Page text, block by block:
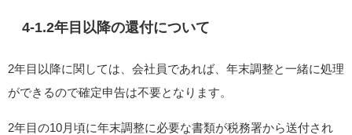
4-1.2年目以降の還付について
2年目以降に関しては、会社員であれば、年末調整と一緒に処理
ができるので確定申告は不要となります。
2年目の10月頃に年末調整に必要な書類が税務署から送付され